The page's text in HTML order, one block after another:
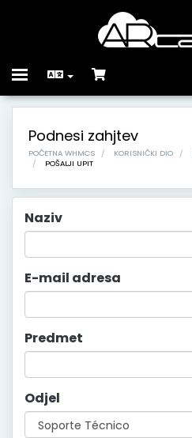
Toggle
Store
Baza znanja
Kontaktirajte nas
Podnesi zahjtev
POČETNA WHMCS KORISNIČKI DIO
POŠALJI UPIT
Naziv
E-mail adresa
Predmet
Odjel